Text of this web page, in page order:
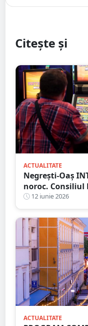
Citește și
ACTUALITATE
Negrești-Oaș
noroc. Consiliul
unanimitate
12 iunie 2026
ACTUALITATE